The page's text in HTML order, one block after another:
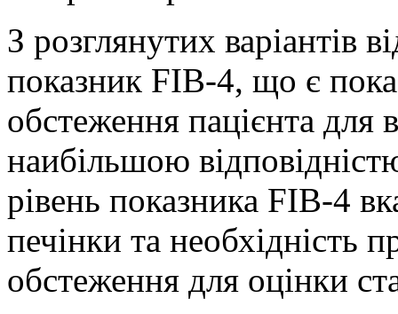
З розглянутих варіантів
показник FIB-4, що є
обстеження пацієнта для
наибільшою
рівень показника FIB-4
печінки та необхідність
обстеження для оцінки